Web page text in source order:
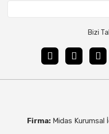
Bizi
Firma: Midas Kurumsal